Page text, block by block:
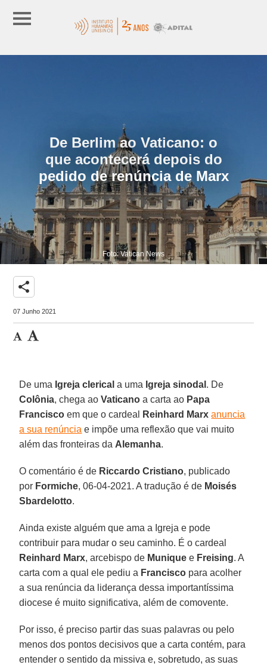
De Berlim ao Vaticano: o
que acontecerá depois do
pedido de renúncia de Marx
Foto: Vatican News
share
07 Junho 2021
De uma Igreja clerical a uma Igreja sinodal . De
Colônia, chega aoVaticano a carta ao Papa
Francisco em que o cardeal Reinhard Marx anuncia
a sua renúncia e impõe uma reflexão que vai muito
além das fronteiras da Alemanha.
O comentário é de Riccardo Cristiano, publicado
por Formiche, 06-04-2021. A tradução é de Moisés
Sbardelotto.
Ainda existe alguém que ama a Igreja e pode
contribuir para mudar o seu caminho. É o cardeal
Reinhard Marx, arcebispo de Munique e Freising. A
carta com a qual ele pediu a Francisco para acolher
a sua renúncia da liderança dessa importantíssima
diocese é muito significativa, além de comovente.
Por isso, é preciso partir das suas palavras ou pelo
menos dos pontos decisivos que a carta contém, para
entender o sentido da missiva e, sobretudo, as suas